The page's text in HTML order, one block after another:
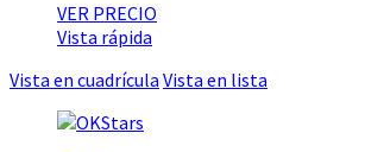
VER PRECIO
Vista rápida
Vista en cuadrícula Vista en lista